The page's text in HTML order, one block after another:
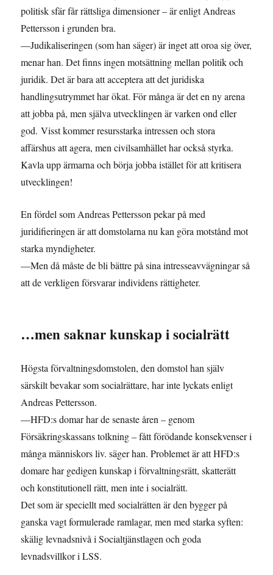
politisk sfär får rättsliga dimensioner – är enligt Andreas
Pettersson i grunden bra.
—Judikaliseringen (som han säger) är inget att oroa sig över,
menar han. Det finns ingen motsättning mellan politik och
juridik. Det är bara att acceptera att det juridiska
handlingsutrymmet har ökat. För många är det en ny arena
att jobba på, men själva utvecklingen är varken ond eller
god. Visst kommer resursstarka intressen och stora
affärshus att agera, men civilsamhället har också styrka.
Kavla upp ärmarna och börja jobba istället för att kritisera
utvecklingen!
En fördel som Andreas Pettersson pekar på med
juridifieringen är att domstolarna nu kan göra motstånd mot
starka myndigheter.
—Men då måste de bli bättre på sina intresseavvägningar så
att de verkligen försvarar individens rättigheter.
…men saknar kunskap i socialrätt
Högsta förvaltningsdomstolen, den domstol han själv
särskilt bevakar som socialrättare, har inte lyckats enligt
Andreas Pettersson.
—HFD:s domar har de senaste åren – genom
Försäkringskassans tolkning – fått förödande konsekvenser i
många människors liv. säger han. Problemet är att HFD:s
domare har gedigen kunskap i förvaltningsrätt, skatterätt
och konstitutionell rätt, men inte i socialrätt.
Det som är speciellt med socialrätten är den bygger på
ganska vagt formulerade ramlagar, men med starka syften:
skälig levnadsnivå i Socialtjänstlagen och goda
levnadsvillkor i LSS.